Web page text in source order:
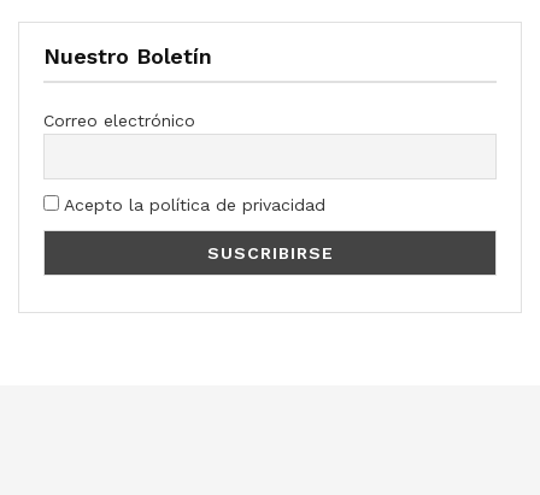
Nuestro Boletín
Correo electrónico
Acepto la política de privacidad